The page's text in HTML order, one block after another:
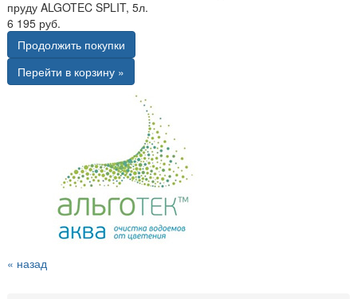
пруду ALGOTEC SPLIT, 5л.
6 195 руб.
Продолжить покупки
Перейти в корзину »
« назад